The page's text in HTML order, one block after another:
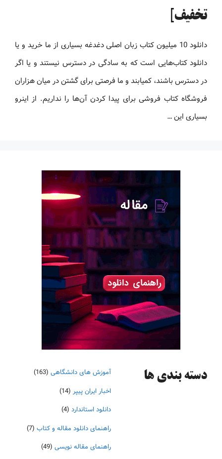
تخفیف]
دانلود 10 میلیون کتاب زبان اصلی دغدغه بسیاری از ما خرید و یا
دانلود کتاب‌هایی است که به سادگی در دسترس نیستند و یا اگر
در دسترس باشند، کمیابند و ما فرصتی برای گشتن در میان هزاران
فروشگاه کتاب فروشی برای پیدا کردن آن‌ها را نداریم. از اینرو
بسیاری این …
دسته‌ بندی ها آموزش های دانشگاهی (163)
اخبار ایران پیپر (14)
دانلود استاندارد (4)
راهنمای دانلود مقاله و کتاب (7)
راهنمای مقاله نویسی (49)